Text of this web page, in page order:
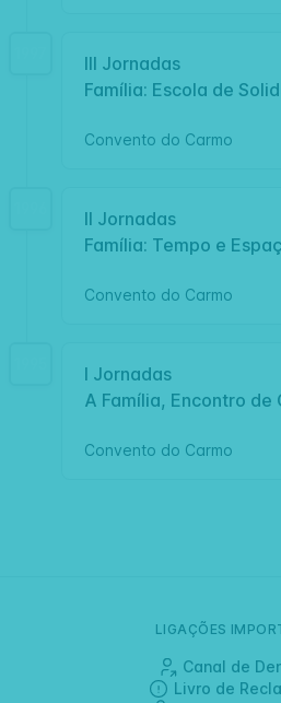
III Jornadas
Família: Escola de
Convento do Carmo
II Jornadas
Família: Tempo e
Convento do Carmo
I Jornadas
A Família, Encontro de
Convento do Carmo
LIGAÇÕES
Canal de
Livro de